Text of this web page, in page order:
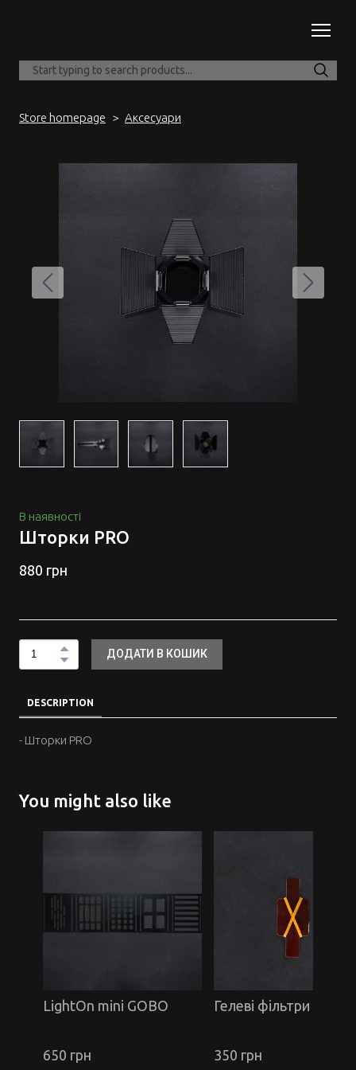
Store homepage Аксесуари
В наявності
Шторки PRO
880 грн
ДОДАТИ В КОШИК
DESCRIPTION
- Шторки PRO
You might also like
LightOn mini GOBO
650 грн
Гелеві фільтри
350 грн